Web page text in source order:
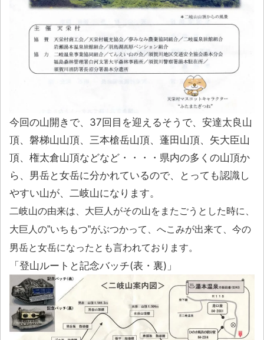
今回の山開きで、37回目を迎えるそうで、安達太良山
頂、磐梯山山頂、三本槍岳山頂、蓬田山頂、矢大臣山
頂、権太倉山頂などなど・・・・県内の多くの山頂か
ら、男岳と女岳に分かれているので、とっても認識し
やすい山が、二岐山になります。
二岐山の由来は、大巨人がその山をまたごうとした時に、
大巨人の”いちもつ”がぶつかって、へこみが出来て、今の
男岳と女岳になったとも言われております。
「登山ルートと記念バッチ(表・裏)」